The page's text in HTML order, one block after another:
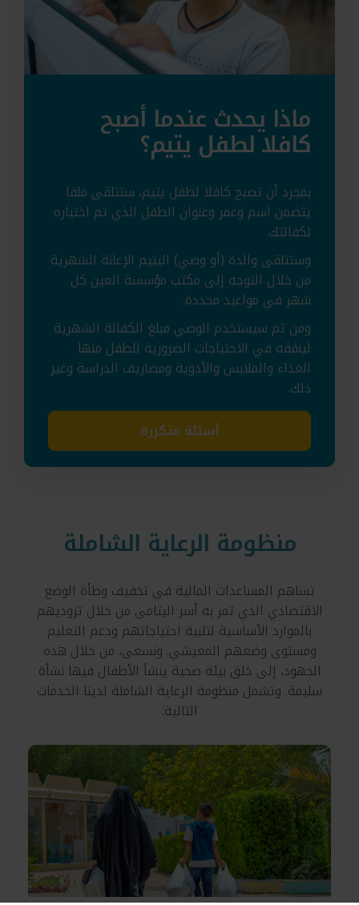
ماذا يحدث عندما أصبح
كافلا لطفل يتيم؟
بمجرد أن تصبح كافلا لطفل يتيم، ستتلقى ملفا
يتضمن اسم وعمر وعنوان الطفل الذي تم اختياره
لكفالتك.
وستتلقى والدة (أو وصي) اليتيم الإعانة الشهرية
من خلال التوجه إلى مكتب مؤسسة العين كل
شهر في مواعيد محددة.
ومن ثم سيستخدم الوصي مبلغ الكفالة الشهرية
لينفقه في الاحتياجات الضرورية للطفل منها
الغذاء والملابس والأدوية ومصاريف الدراسة وغير
ذلك.
أسئلة متكررة
منظومة الرعاية الشاملة
تساهم المساعدات المالية في تخفيف وطأة الوضع
الاقتصادي الذي تمر به أسر اليتامى من خلال تزوديهم
بالموارد الأساسية لتلبية احتياجاتهم ودعم التعليم
ومستوى وضعهم المعيشي. ونسعى، من خلال هذه
الجهود، إلى خلق بيئة صحية ينشأ الأطفال فيها نشأة
سليمة. وتشمل منظومة الرعاية الشاملة لدينا الخدمات
التالية: